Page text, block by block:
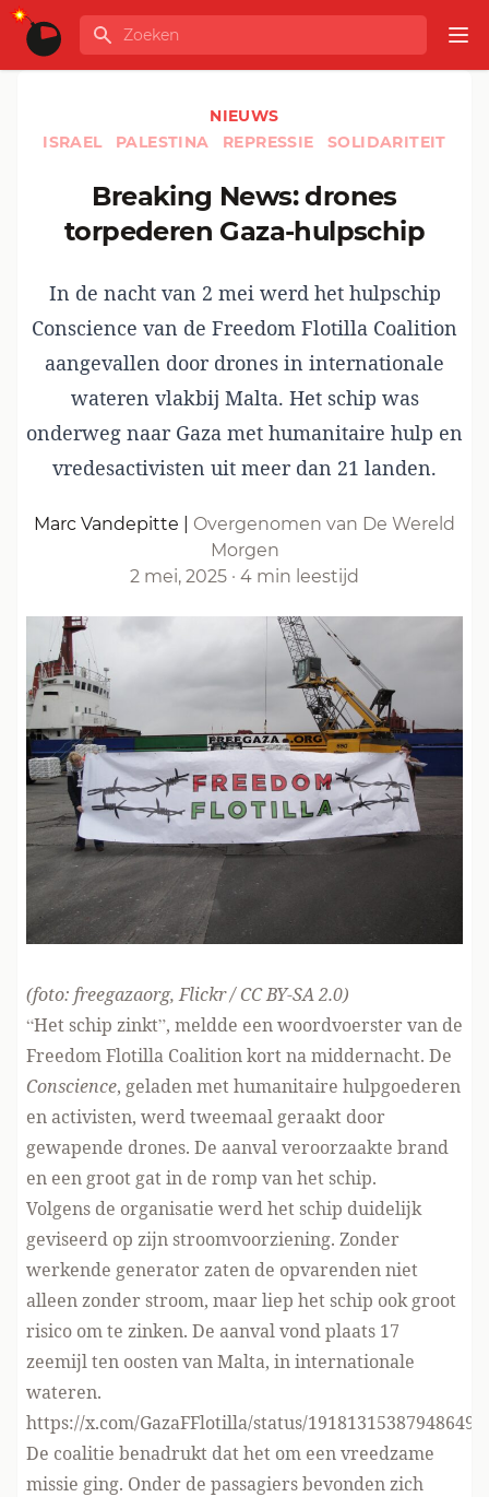
Ga naar de inhoud
GLOBALINFO
Zoeken
NIEUWS
ISRAEL
PALESTINA REPRESSIE SOLIDARITEIT
Breaking News: drones
torpederen Gaza-hulpschip
In de nacht van 2 mei werd het hulpschip
Conscience van de Freedom Flotilla Coalition
aangevallen door drones in internationale
wateren vlakbij Malta. Het schip was
onderweg naar Gaza met humanitaire hulp en
vredesactivisten uit meer dan 21 landen.
Marc Vandepitte
Overgenomen van De Wereld
Morgen
2 mei, 2025 · 4 min leestijd
(foto: freegazaorg, Flickr / CC BY-SA 2.0)
“Het schip zinkt”, meldde een woordvoerster van de
Freedom Flotilla Coalition kort na middernacht. De
Conscience, geladen met humanitaire hulpgoederen
en activisten, werd tweemaal geraakt door
gewapende drones. De aanval veroorzaakte brand
en een groot gat in de romp van het schip.
Volgens de organisatie werd het schip duidelijk
geviseerd op zijn stroomvoorziening. Zonder
werkende generator zaten de opvarenden niet
alleen zonder stroom, maar liep het schip ook groot
risico om te zinken. De aanval vond plaats 17
zeemijl ten oosten van Malta, in internationale
wateren.
https://x.com/GazaFFlotilla/status/
De coalitie benadrukt dat het om een vreedzame
missie ging. Onder de passagiers bevonden zich